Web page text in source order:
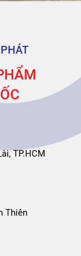
TP.HCM
Thiên